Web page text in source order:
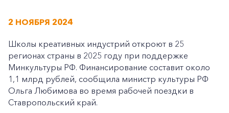
2 НОЯБРЯ 2024
Школы креативных индустрий откроют в 25
регионах страны в 2025 году при поддержке
Минкультуры РФ. Финансирование составит около
1,1 млрд рублей, сообщила министр культуры РФ
Ольга Любимова во время рабочей поездки в
Ставропольский край.